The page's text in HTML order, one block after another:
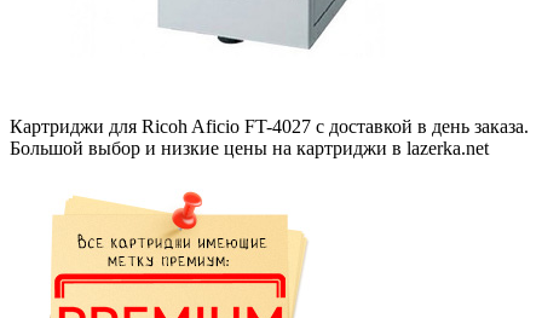
Картриджи для Ricoh Aficio FT-4027 с доставкой в день заказа.
Большой выбор и низкие цены на картриджи в lazerka.net